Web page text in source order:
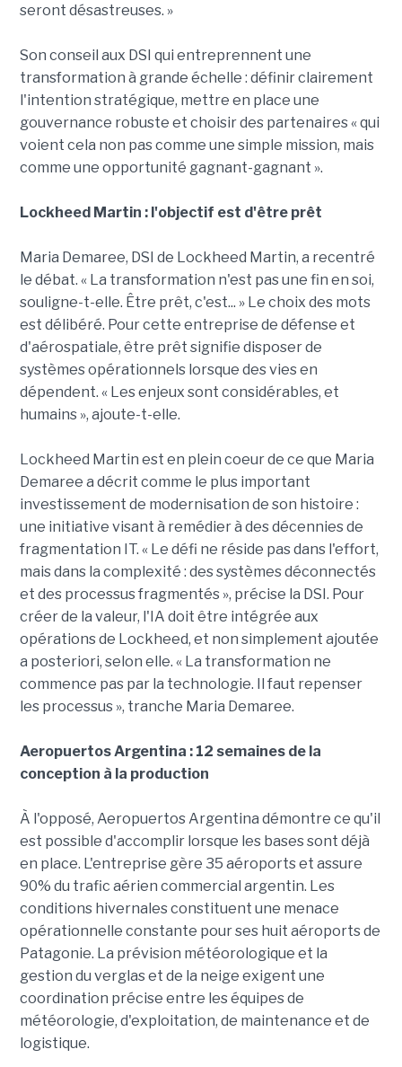
seront désastreuses. »
Son conseil aux DSI qui entreprennent une
transformation à grande échelle : définir clairement
l'intention stratégique, mettre en place une
gouvernance robuste et choisir des partenaires « qui
voient cela non pas comme une simple mission, mais
comme une opportunité gagnant-gagnant ».
Lockheed Martin : l'objectif est d'être prêt
Maria Demaree, DSI de Lockheed Martin, a recentré
le débat. « La transformation n'est pas une fin en soi,
souligne-t-elle. Être prêt, c'est... » Le choix des mots
est délibéré. Pour cette entreprise de défense et
d'aérospatiale, être prêt signifie disposer de
systèmes opérationnels lorsque des vies en
dépendent. « Les enjeux sont considérables, et
humains », ajoute-t-elle.
Lockheed Martin est en plein coeur de ce que Maria
Demaree a décrit comme le plus important
investissement de modernisation de son histoire :
une initiative visant à remédier à des décennies de
fragmentation IT. « Le défi ne réside pas dans l'effort,
mais dans la complexité : des systèmes déconnectés
et des processus fragmentés », précise la DSI. Pour
créer de la valeur, l'IA doit être intégrée aux
opérations de Lockheed, et non simplement ajoutée
a posteriori, selon elle. « La transformation ne
commence pas par la technologie. Il faut repenser
les processus », tranche Maria Demaree.
Aeropuertos Argentina : 12 semaines de la
conception à la production
À l'opposé, Aeropuertos Argentina démontre ce qu'il
est possible d'accomplir lorsque les bases sont déjà
en place. L'entreprise gère 35 aéroports et assure
90% du trafic aérien commercial argentin. Les
conditions hivernales constituent une menace
opérationnelle constante pour ses huit aéroports de
Patagonie. La prévision météorologique et la
gestion du verglas et de la neige exigent une
coordination précise entre les équipes de
météorologie, d'exploitation, de maintenance et de
logistique.